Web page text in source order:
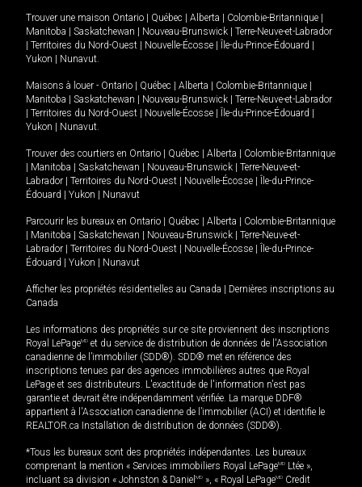
Trouver une maison Ontario Québec Alberta Colombie-Britannique
Manitoba
Saskatchewan Nouveau-Brunswick
Terre-Neuve-et-Labrador
Territoires du Nord-Ouest Nouvelle-Écosse Île-du-Prince-Édouard
Yukon
Nunavut.
Maisons à louer - Ontario Québec Alberta Colombie-Britannique
Manitoba
Saskatchewan Nouveau-Brunswick
Terre-Neuve-et-Labrador
Territoires du Nord-Ouest Nouvelle-Écosse Île-du-Prince-Édouard
Yukon
Nunavut.
Trouver des courtiers en Ontario Québec Alberta
Colombie-Britannique
Manitoba Saskatchewan Nouveau-Brunswick
Terre-Neuve-et-
Labrador
Territoires du Nord-Ouest Nouvelle-Écosse
Île-du-Prince-
Édouard
Yukon Nunavut
Parcourir les bureaux en Ontario Québec Alberta
Colombie-Britannique
Manitoba Saskatchewan Nouveau-Brunswick
Terre-Neuve-et-
Labrador
Territoires du Nord-Ouest Nouvelle-Écosse
Île-du-Prince-
Édouard
Yukon Nunavut
Afficher les propriétés résidentielles au Canada
Dernières inscriptions au
Canada
Les informations des propriétés sur ce site proviennent des inscriptions
Royal LePageMD et du service de distribution de données de l'Association
canadienne de l’immobilier (SDD®). SDD® met en référence des
inscriptions tenues par des agences immobilières autres que Royal
LePage et ses distributeurs. L'exactitude de l'information n'est pas
garantie et devrait être indépendamment vérifiée. La marque DDF®
appartient à l'Association canadienne de l’immobilier (ACI) et identifie le
REALTOR.ca Installation de distribution de données (SDD®).
*Tous les bureaux sont des propriétés indépendantes. Les bureaux
comprenant la mention « Services immobiliers Royal LePageMD Ltée »,
incluant sa division « Johnston & Daniel MD », « Royal LePageMD Credit